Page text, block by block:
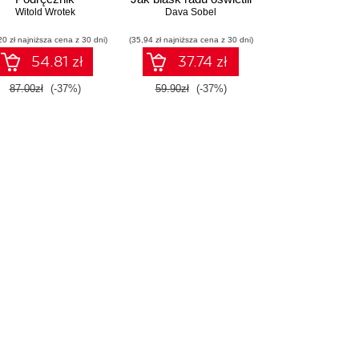
konstruktora
Witold Wrotek
zł najniższa cena z 30 dni)
54.81 zł
87.00zł (-37%)
drogę kobietom w
Dava Sobel
(35,94 zł najniższa cena z 30 dni)
37.74 zł
59.90zł (-37%)